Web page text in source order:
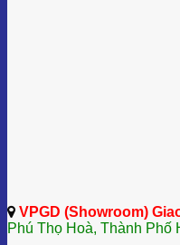
VPGD (Showroom)
Phú Thọ Hoà, Thành Phố